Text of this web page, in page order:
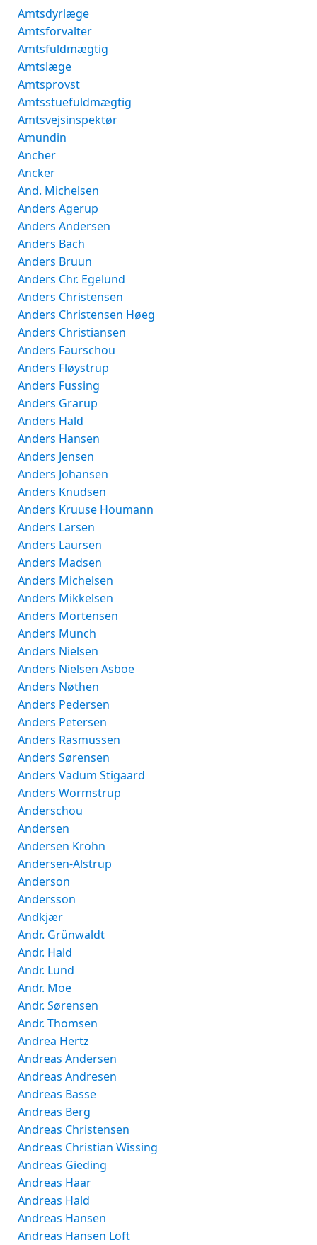
Amtsdyrlæge
Amtsforvalter
Amtsfuldmægtig
Amtslæge
Amtsprovst
Amtsstuefuldmægtig
Amtsvejsinspektør
Amundin
Ancher
Ancker
And. Michelsen
Anders Agerup
Anders Andersen
Anders Bach
Anders Bruun
Anders Chr. Egelund
Anders Christensen
Anders Christensen Høeg
Anders Christiansen
Anders Faurschou
Anders Fløystrup
Anders Fussing
Anders Grarup
Anders Hald
Anders Hansen
Anders Jensen
Anders Johansen
Anders Knudsen
Anders Kruuse Houmann
Anders Larsen
Anders Laursen
Anders Madsen
Anders Michelsen
Anders Mikkelsen
Anders Mortensen
Anders Munch
Anders Nielsen
Anders Nielsen Asboe
Anders Nøthen
Anders Pedersen
Anders Petersen
Anders Rasmussen
Anders Sørensen
Anders Vadum Stigaard
Anders Wormstrup
Anderschou
Andersen
Andersen Krohn
Andersen-Alstrup
Anderson
Andersson
Andkjær
Andr. Grünwaldt
Andr. Hald
Andr. Lund
Andr. Moe
Andr. Sørensen
Andr. Thomsen
Andrea Hertz
Andreas Andersen
Andreas Andresen
Andreas Basse
Andreas Berg
Andreas Christensen
Andreas Christian Wissing
Andreas Gieding
Andreas Haar
Andreas Hald
Andreas Hansen
Andreas Hansen Loft